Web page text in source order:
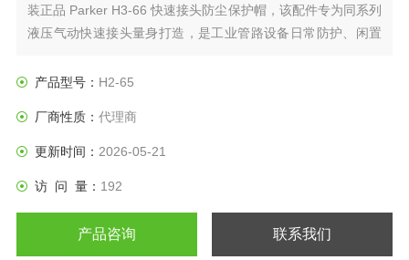
装正品 Parker H3-66 快速接头防尘保护帽，该配件专为同系列
液压气动快速接头量身打造，是工业管路设备日常防护、闲置
实、防护全面、性价比出众等特点，广泛应用于工程机械、农
体设备当中。
产品型号： H2-65
厂商性质： 代理商
更新时间： 2026-05-21
访 问 量： 192
产品咨询 联系我们